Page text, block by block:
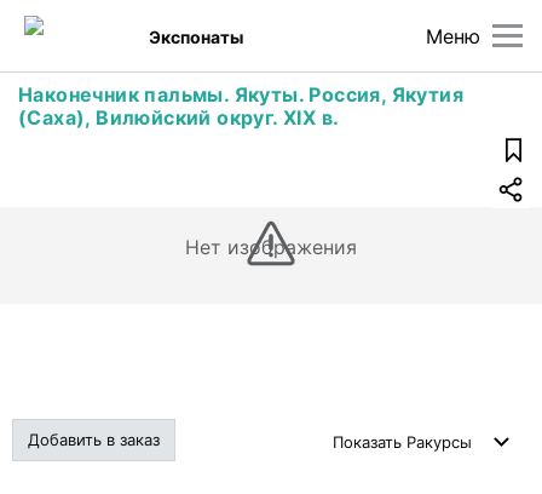
Меню
Экспонаты
Наконечник пальмы. Якуты. Россия, Якутия
(Саха), Вилюйский округ. XIX в.
Нет изображения
Добавить в заказ Показать Ракурсы